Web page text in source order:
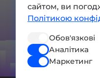
Умови
Політика
сайтом, ви
Політикою
Обов'язкові
Аналітика
Маркетинг